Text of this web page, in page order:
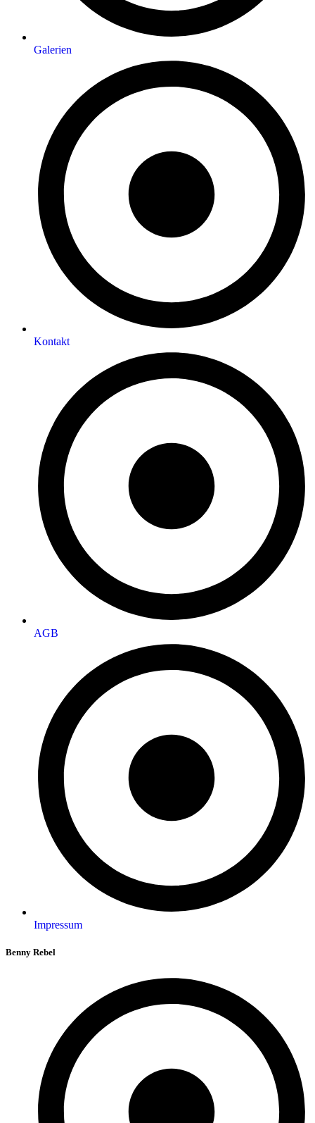
Galerien
Kontakt
AGB
Impressum
Benny Rebel